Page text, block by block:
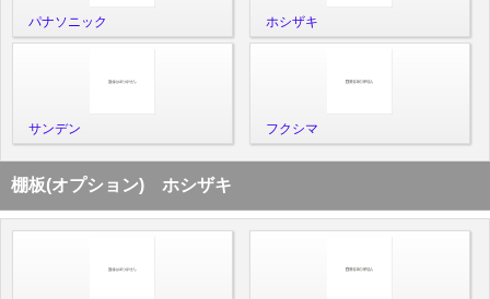
パナソニック ホシザキ
サンデン フクシマ
棚板(オプション) ホシザキ